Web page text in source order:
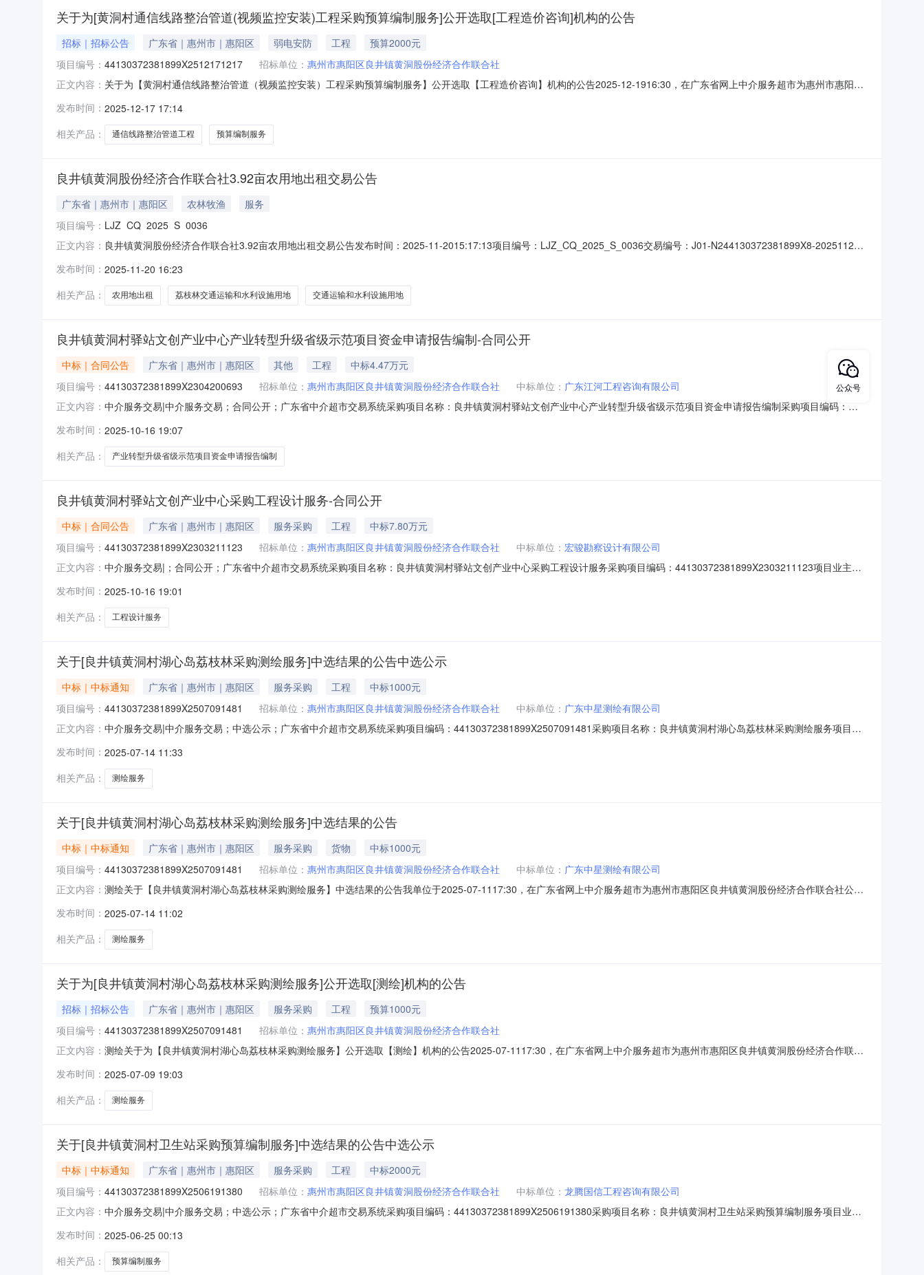
关于为[黄洞村通信线路整治管道(视频监控安装)工程采购预算编制服务]公开选取[工程造价咨询]机构的公告
招标｜招标公告 广东省｜惠州市｜惠阳区 弱电安防 工程
预算2000元
项目编号： 44130372381899X2512171217 招标单位： 惠州市惠阳区良井镇黄洞股份经济合作联合社
正文内容： 关于为【黄洞村通信线路整治管道（视频监控安装）工程采购预算编制服务】公开选取【工程造价咨询】机构的公告2025-12-1916:30，在广东省网上中介服务超市为惠州市惠阳区
定一家作为中选机构，未被选中的机构不应有任何异议。项目业主惠州市惠阳区良井镇黄洞股份经济合作联合社采购项目名称黄洞村通信线路整治管道（视频监控安装）工程采购预
算编制服务中介服务事项无（属于非
发布时间： 2025-12-17 17:14
相关产品：
通信线路整治管道工程 预算编制服务
良井镇黄洞股份经济合作联合社3.92亩农用地出租交易公告
广东省｜惠州市｜惠阳区 农林牧渔
服务
项目编号： LJZ_CQ_2025_S_0036
正文内容： 良井镇黄洞股份经济合作联合社3.92亩农用地出租交易公告发布时间：2025-11-2015:17:13项目编号：LJZ_CQ_2025_S_0036交易编号：J01-N244130372381899X8-20251120-
心，本项目采用阶梯竞价进行，欢迎有意参加单位前来竞价。一、竞投租赁标的物基本情况资产名称资产编号资产归属交易面积
发布时间： 2025-11-20 16:23
相关产品：
农用地出租 荔枝林交通运输和水利设施用地 交通运输和水利设施用地
良井镇黄洞村驿站文创产业中心产业转型升级省级示范项目资金申请报告编制-合同公开
中标｜合同公告 广东省｜惠州市｜惠阳区 其他 工程
中标4.47万元
项目编号： 44130372381899X2304200693 招标单位： 惠州市惠阳区良井镇黄洞股份经济合作联合社 中标单位： 广东江河工程咨询有限公司
正文内容： 中介服务交易|中介服务交易；合同公开；广东省中介超市交易系统采购项目名称：良井镇黄洞村驿站文创产业中心产业转型升级省级示范项目资金申请报告编制采购项目编码：
业中心产业转型升级省级示范项目资金申请报告编制合同编号：44130372381899X2304200693合同总金额：44
发布时间： 2025-10-16 19:07
相关产品：
产业转型升级省级示范项目资金申请报告编制
良井镇黄洞村驿站文创产业中心采购工程设计服务-合同公开
中标｜合同公告 广东省｜惠州市｜惠阳区 服务采购 工程
中标7.80万元
项目编号： 44130372381899X2303211123 招标单位： 惠州市惠阳区良井镇黄洞股份经济合作联合社 中标单位： 宏骏勘察设计有限公司
正文内容： 中介服务交易|；合同公开；广东省中介超市交易系统采购项目名称：良井镇黄洞村驿站文创产业中心采购工程设计服务采购项目编码：44130372381899X2303211123项目业主名
44130372381899X2303211123合同总金额：78000.00履约人员：服务期限说明：服务内容：装修面积1500平
发布时间： 2025-10-16 19:01
相关产品：
工程设计服务
关于[良井镇黄洞村湖心岛荔枝林采购测绘服务]中选结果的公告中选公示
中标｜中标通知 广东省｜惠州市｜惠阳区 服务采购 工程
中标1000元
项目编号： 44130372381899X2507091481 招标单位： 惠州市惠阳区良井镇黄洞股份经济合作联合社 中标单位： 广东中星测绘有限公司
正文内容： 中介服务交易|中介服务交易；中选公示；广东省中介超市交易系统采购项目编码：44130372381899X2507091481采购项目名称：良井镇黄洞村湖心岛荔枝林采购测绘服务项目业
包干价1000元选取中介机构方式：直接选取业务单位咨询电话：15917770777监督举报：中选中介机构名称：广东中星测绘有限公司中介机构联系地址：广东省惠州市惠城区仲恺
高新区仲
发布时间： 2025-07-14 11:33
相关产品：
测绘服务
关于[良井镇黄洞村湖心岛荔枝林采购测绘服务]中选结果的公告
中标｜中标通知 广东省｜惠州市｜惠阳区 服务采购 货物
中标1000元
项目编号： 44130372381899X2507091481 招标单位： 惠州市惠阳区良井镇黄洞股份经济合作联合社 中标单位： 广东中星测绘有限公司
正文内容： 测绘关于【良井镇黄洞村湖心岛荔枝林采购测绘服务】中选结果的公告我单位于2025-07-1117:30，在广东省网上中介服务超市为惠州市惠阳区良井镇黄洞股份经济合作联合社公开
项目采购）投资审批项目否采购项目编码：44130372381899X2507091481服务金额：￥1,000.00元金额说明：服务金额为包干价1000元选取中介服务机构方式：直接选取中选机
发布时间： 2025-07-14 11:02
相关产品：
测绘服务
关于为[良井镇黄洞村湖心岛荔枝林采购测绘服务]公开选取[测绘]机构的公告
招标｜招标公告 广东省｜惠州市｜惠阳区 服务采购 工程
预算1000元
项目编号： 44130372381899X2507091481 招标单位： 惠州市惠阳区良井镇黄洞股份经济合作联合社
正文内容： 测绘关于为【良井镇黄洞村湖心岛荔枝林采购测绘服务】公开选取【测绘】机构的公告2025-07-1117:30，在广东省网上中介服务超市为惠州市惠阳区良井镇黄洞股份经济合作联合
不应有任何异议。项目业主惠州市惠阳区良井镇黄洞股份经济合作联合社采购项目名称良井镇黄洞村湖心岛荔枝林采购测绘服务中介服务事项无（属于非行政管理的中介服务项目采
购）投资审批项目否采购项目编码4
发布时间： 2025-07-09 19:03
相关产品：
测绘服务
关于[良井镇黄洞村卫生站采购预算编制服务]中选结果的公告中选公示
中标｜中标通知 广东省｜惠州市｜惠阳区 服务采购 工程
中标2000元
项目编号： 44130372381899X2506191380 招标单位： 惠州市惠阳区良井镇黄洞股份经济合作联合社 中标单位： 龙腾国信工程咨询有限公司
正文内容： 中介服务交易|中介服务交易；中选公示；广东省中介超市交易系统采购项目编码：44130372381899X2506191380采购项目名称：良井镇黄洞村卫生站采购预算编制服务项目业主
干价2000元选取中介机构方式：直接选取业务单位咨询电话：15917770777监督举报：中选中介机构名称：龙腾国信工程咨询有限公司中介机构联系地址：湖南省长沙市天心区五
一大道7
发布时间： 2025-06-25 00:13
相关产品：
预算编制服务
公众号